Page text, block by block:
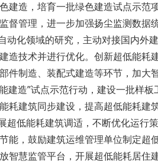
造，培育一批绿色建造试点示范
管理，进一步加强扬尘监测数据
化领域的研究，主动对接国内外
技术并进行优化。创新超低能
制造、装配式建造等环节，加大
造”试点示范行动，建设一批样
建筑同步建设，提高超低能耗建
低能耗建筑调适，不断优化运行
，鼓励建筑运维管理单位制定
慧监管平台，开展超低能耗居